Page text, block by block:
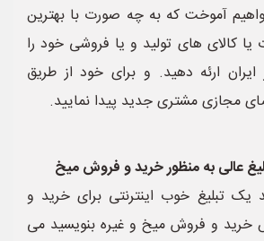
آموخت که به چه صورت با بهترین
کالای های تولید و یا فروشی خود را
ارئه دهید. و برای خود از طریق
مجازی مشتری جدید پیدا نمایید.
عالی به منظور خرید و فروش میخ
یک تبلیغ خوب اینترنتی برای خرید و
و فروش میخ و غیره بنویسید می